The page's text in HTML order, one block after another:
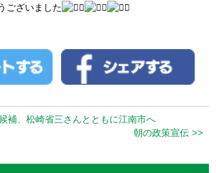
ございました
補、松崎省三さんとともに江南市へ
朝の政策宣伝 >>